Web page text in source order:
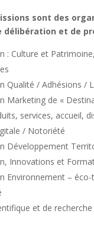
sont des
délibération et de
: Culture et
Qualité / Adhésions /
Marketing de «
services, accueil,
/ Notoriété
Développement
Innovations et
Environnement –
et de recherche